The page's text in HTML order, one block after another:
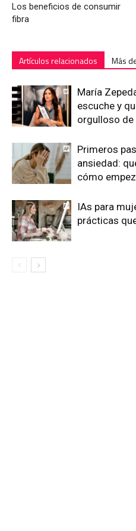
Los beneficios de consumir
fibra
Artículos relacionados Más
María
escuche y
orgulloso de
Primeros
ansiedad:
cómo
IAs para
prácticas